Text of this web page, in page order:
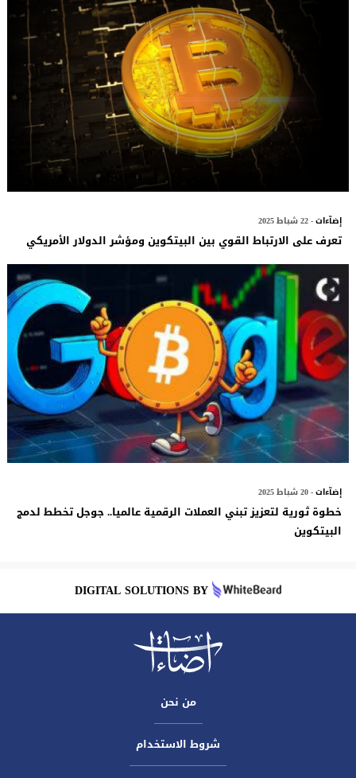
إضآءات- 22 شباط 2025
تعرف على الارتباط القوي بين البيتكوين ومؤشر الدولار الأمريكي
إضآءات- 20 شباط 2025
خطوة ثورية لتعزيز تبني العملات الرقمية عالميا.. جوجل تخطط لدمج
البيتكوين
DIGITAL SOLUTIONS BY
من نحن
شروط الاستخدام